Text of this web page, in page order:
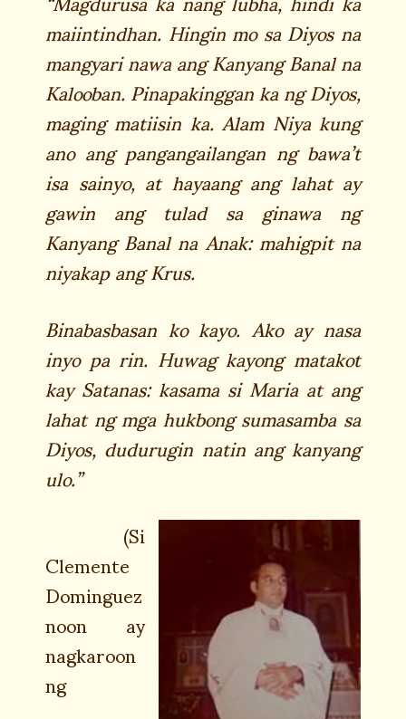
maiintindhan. Hingin mo sa Diyos na
mangyari nawa ang Kanyang Banal na
Kalooban. Pinapakinggan ka ng Diyos,
maging matiisin ka. Alam Niya kung
ano ang pangangailangan ng bawa’t
isa sainyo, at hayaang ang lahat ay
gawin ang tulad sa ginawa ng
Kanyang Banal na Anak: mahigpit na
niyakap ang Krus.
Binabasbasan ko kayo. Ako ay nasa
inyo pa rin. Huwag kayong matakot
kay Satanas: kasama si Maria at ang
lahat ng mga hukbong sumasamba sa
Diyos, dudurugin natin ang kanyang
ulo.”
(Si
Clemente
Dominguez
noon ay
nagkaroon
ng